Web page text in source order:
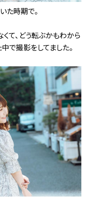
た時期で。
て、どう転ぶかもわから
で撮影をしてました。